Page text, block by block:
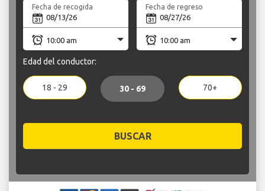
Fecha de recogida Fecha de regreso
Edad del conductor:
18 - 29 30 - 69 70+
BUSCAR